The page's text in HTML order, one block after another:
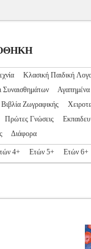
Κλασική Παιδική
Συναισθημάτων
Αγαπημένα
Βιβλία Ζωγραφικής
Πρώτες Γνώσεις
Διάφορα
4+ Ετών 5+ Ετών 6+